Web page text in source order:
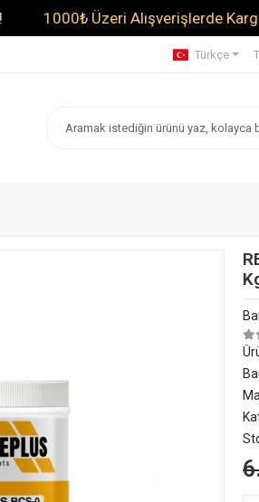
1000₺ Üzeri Alışverişlerde Kargo
Türkçe